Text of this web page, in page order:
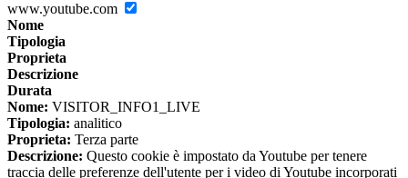
www.youtube.com
Nome
Tipologia
Proprieta
Descrizione
Durata
Nome: VISITOR_INFO1_LIVE
Tipologia: analitico
Proprieta: Terza parte
Descrizione: Questo cookie è impostato da Youtube per tenere
traccia delle preferenze dell'utente per i video di Youtube incorporati